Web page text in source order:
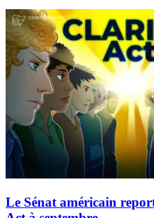
Le Sénat américain